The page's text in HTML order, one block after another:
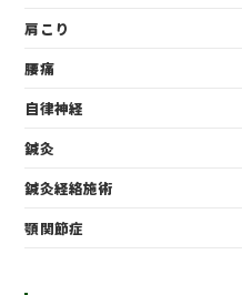
肩こり
腰痛
自律神経
鍼灸
鍼灸経絡施術
顎関節症